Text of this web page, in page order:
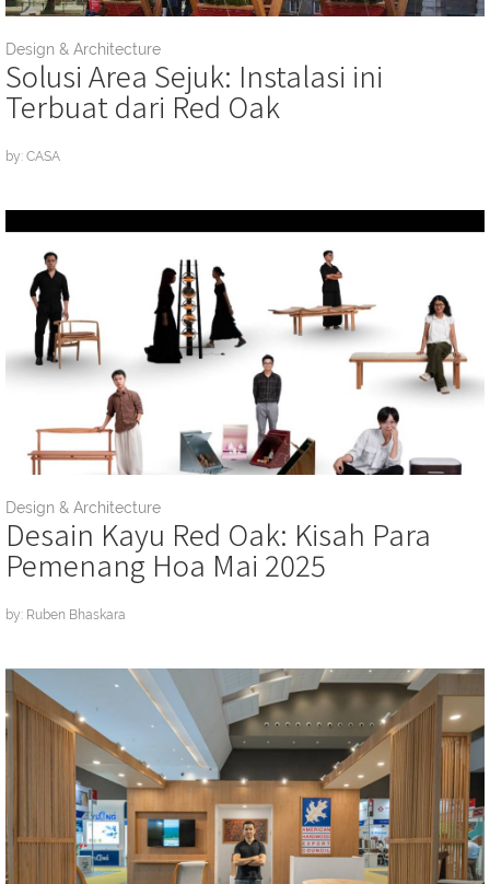
Design & Architecture
Solusi Area Sejuk: Instalasi ini
Terbuat dari Red Oak
by: CASA
Design & Architecture
Desain Kayu Red Oak: Kisah Para
Pemenang Hoa Mai 2025
by: Ruben Bhaskara